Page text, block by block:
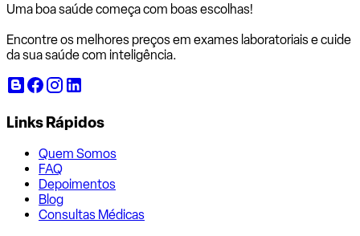
Uma boa saúde começa com boas escolhas!
Encontre os melhores preços em exames laboratoriais e cuide
da sua saúde com inteligência.
Links Rápidos
Quem Somos
FAQ
Depoimentos
Blog
Consultas Médicas